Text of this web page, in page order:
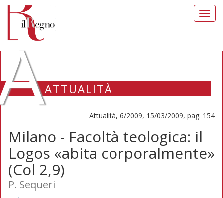
ATTUALITÀ
Attualità, 6/2009, 15/03/2009, pag. 154
Milano - Facoltà teologica: il
Logos «abita corporalmente»
(Col 2,9)
P. Sequeri